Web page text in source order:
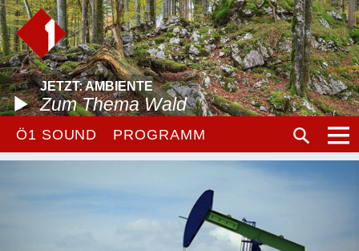
JETZT: AMBIENTE
Zum Thema Wald
Ö1 SOUND PROGRAMM